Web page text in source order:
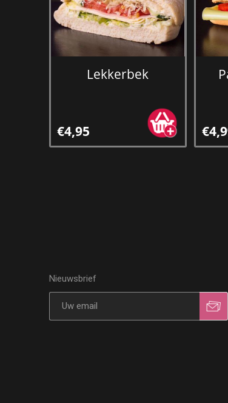
Lekkerbek
€4,95
Nieuwsbrief